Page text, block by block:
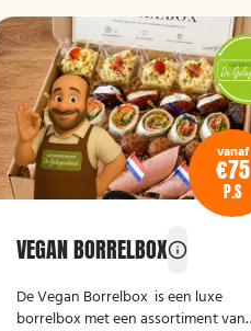
vanaf
€75
P.S
VEGAN BORRELBOX
DeVegan Borrelbox is een luxe
borrelbox met een assortiment van